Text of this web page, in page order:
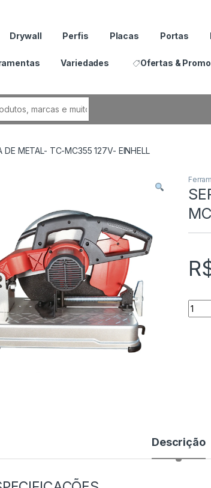
Drywall Perfis Placas Portas
Variedades Ofertas &
DE METAL- TC-MC355 127V- EINHELL
Descrição